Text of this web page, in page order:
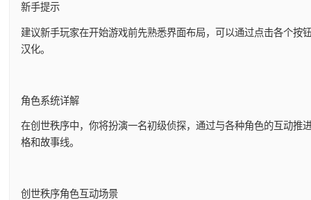
新手提示
建议新手玩家在开始游戏前先熟悉界面布局，可以通过点击各个
汉化。
角色系统详解
在创世秩序中，你将扮演一名初级侦探，通过与各种角色的互动
格和故事线。
创世秩序角色互动场景